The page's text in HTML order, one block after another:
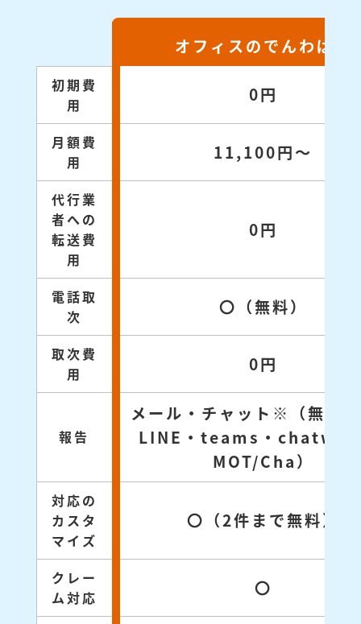
オフィスのでんわばん
初期費
用
0円
月額費
用
11,100円～
代行業
者への
転送費
用
0円
電話取
次
〇（無料）
取次費
用
0円
報告
メール・チャット※（無料
LINE・teams・
MOT/Cha）
対応の
カスタ
マイズ
〇（2件まで無料）
クレー
ム対応
〇